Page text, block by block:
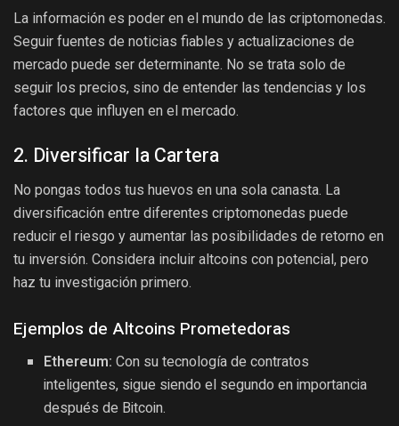
La información es poder en el mundo de las criptomonedas.
Seguir fuentes de noticias fiables y actualizaciones de
mercado puede ser determinante. No se trata solo de
seguir los precios, sino de entender las tendencias y los
factores que influyen en el mercado.
2. Diversificar la Cartera
No pongas todos tus huevos en una sola canasta. La
diversificación entre diferentes criptomonedas puede
reducir el riesgo y aumentar las posibilidades de retorno en
tu inversión. Considera incluir altcoins con potencial, pero
haz tu investigación primero.
Ejemplos de Altcoins Prometedoras
Ethereum: Con su tecnología de contratos
inteligentes, sigue siendo el segundo en importancia
después de Bitcoin.